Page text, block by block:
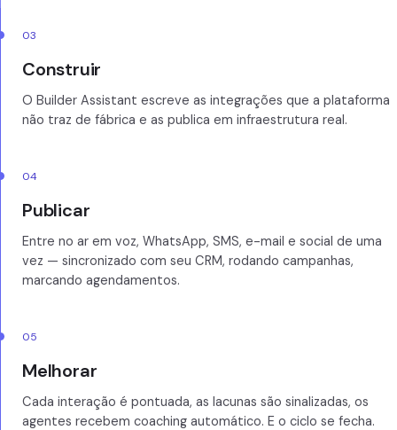
03
Construir
O Builder Assistant escreve as integrações que a plataforma
não traz de fábrica e as publica em infraestrutura real.
04
Publicar
Entre no ar em voz, WhatsApp, SMS, e-mail e social de uma
vez — sincronizado com seu CRM, rodando campanhas,
marcando agendamentos.
05
Melhorar
Cada interação é pontuada, as lacunas são sinalizadas, os
agentes recebem coaching automático. E o ciclo se fecha.